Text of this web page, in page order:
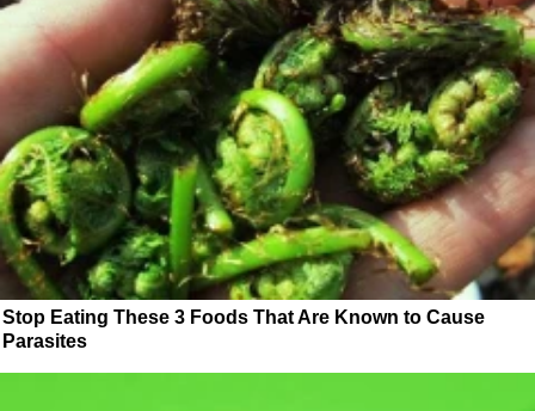
Stop Eating These 3 Foods That Are Known to Cause
Parasites